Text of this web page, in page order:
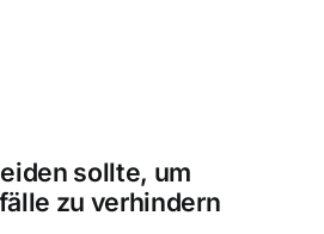
sollte, um
zu verhindern